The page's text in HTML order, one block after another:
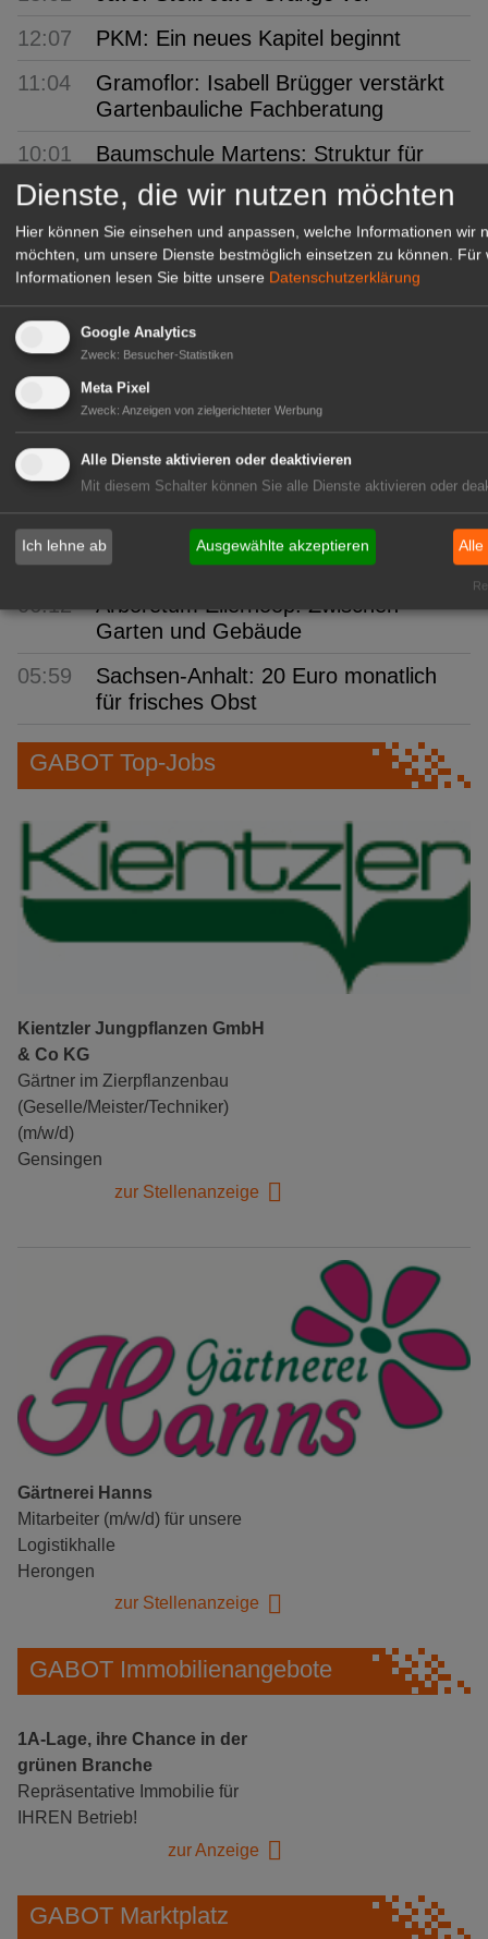
12:07
PKM: Ein neues Kapitel beginnt
11:04
Gramoflor: Isabell Brügger verstärkt
Gartenbauliche Fachberatung
10:01
Baumschule Martens: Struktur für
den Garten von morgen
09:07
PotatoEurope 2026: Europas größtes
Praxisforum
Produktionsstätte in Papenburg
VGL Bayern: Beste Meister 2026
geehrt
07:01
Mecklenburg-Vorpommern: Anbau
und Ernte von Gemüse und
Erdbeeren
06:43
BÖLW: Bio wächst trotz
Konsumflaute
06:12
Arboretum Ellerhoop: Zwischen
Garten und Gebäude
05:59
Sachsen-Anhalt: 20 Euro monatlich
für frisches Obst
GABOT Top-Jobs
Kientzler Jungpflanzen GmbH
& Co KG
Gärtner im Zierpflanzenbau
(Geselle/Meister/Techniker)
(m/w/d)
Gensingen
zur Stellenanzeige
Gärtnerei Hanns
Mitarbeiter (m/w/d) für unsere
Logistikhalle
Herongen
zur Stellenanzeige
GABOT Immobilienangebote
1A-Lage, ihre Chance in der
grünen Branche
Repräsentative Immobilie für
IHREN Betrieb!
zur Anzeige
GABOT Marktplatz
Dienste, die wir nutzen möchten
Hier können Sie einsehen und anpassen, welche Informationen wir
möchten, um unsere Dienste bestmöglich einsetzen zu können. Für
Informationen lesen Sie bitte unsere Datenschutzerklärung
Google Analytics
Zweck: Besucher-Statistiken
Meta Pixel
Zweck: Anzeigen von zielgerichteter Werbung
Alle Dienste aktivieren oder deaktivieren
Mit diesem Schalter können Sie alle Dienste aktivieren oder
Ich lehne ab Ausgewählte akzeptieren Alle